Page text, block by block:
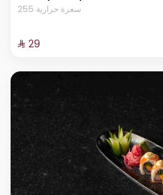
255 سعرة حرارية
⁨⁦‪‬ 29⁩